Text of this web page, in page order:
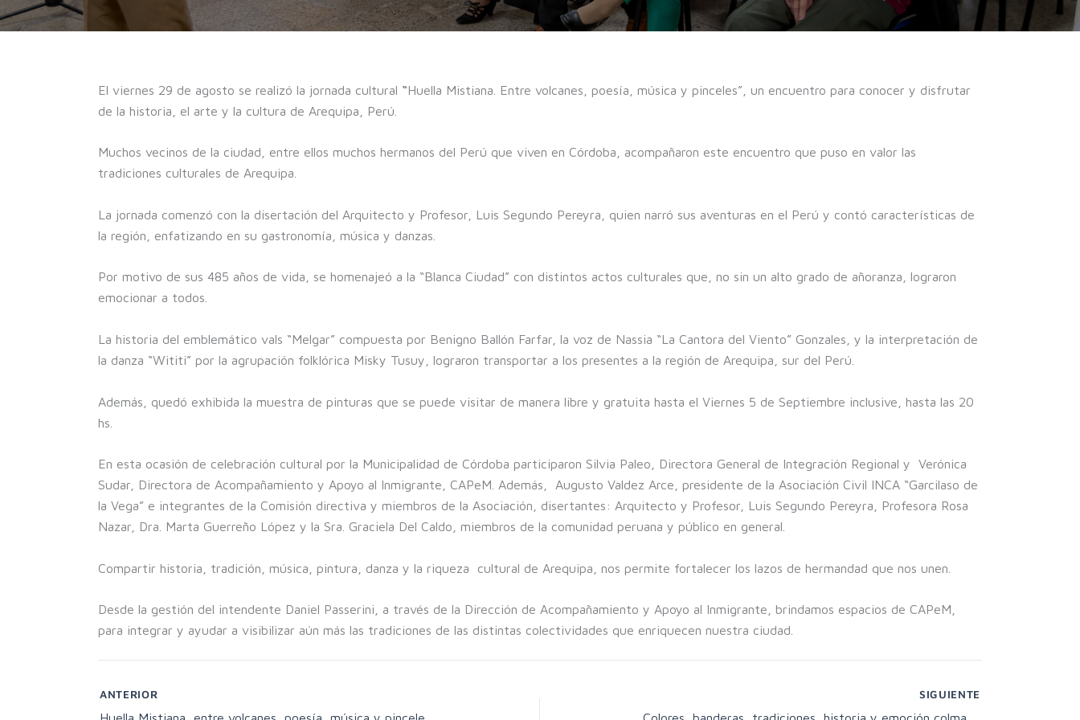
El viernes 29 de agosto se realizó la jornada cultural “Huella Mistiana. Entre volcanes, poesía, música y pinceles”, un encuentro para conocer y disfrutar
de la historia, el arte y la cultura de Arequipa, Perú.
Muchos vecinos de la ciudad, entre ellos muchos hermanos del Perú que viven en Córdoba, acompañaron este encuentro que puso en valor las
tradiciones culturales de Arequipa.
La jornada comenzó con la disertación del Arquitecto y Profesor, Luis Segundo Pereyra, quien narró sus aventuras en el Perú y contó características de
la región, enfatizando en su gastronomía, música y danzas.
Por motivo de sus 485 años de vida, se homenajeó a la “Blanca Ciudad” con distintos actos culturales que, no sin un alto grado de añoranza, lograron
emocionar a todos.
La historia del emblemático vals “Melgar” compuesta por Benigno Ballón Farfar, la voz de Nassia “La Cantora del Viento” Gonzales, y la interpretación de
la danza “Wititi” por la agrupación folklórica Misky Tusuy, lograron transportar a los presentes a la región de Arequipa, sur del Perú.
Además, quedó exhibida la muestra de pinturas que se puede visitar de manera libre y gratuita hasta el Viernes 5 de Septiembre inclusive, hasta las 20
hs.
En esta ocasión de celebración cultural por la Municipalidad de Córdoba participaron Silvia Paleo, Directora General de Integración Regional y Verónica
Sudar, Directora de Acompañamiento y Apoyo al Inmigrante, CAPeM. Además, Augusto Valdez Arce, presidente de la Asociación Civil INCA “Garcilaso de
la Vega” e integrantes de la Comisión directiva y miembros de la Asociación, disertantes: Arquitecto y Profesor, Luis Segundo Pereyra, Profesora Rosa
Nazar, Dra. Marta Guerreño López y la Sra. Graciela Del Caldo, miembros de la comunidad peruana y público en general.
Compartir historia, tradición, música, pintura, danza y la riqueza cultural de Arequipa, nos permite fortalecer los lazos de hermandad que nos unen.
Desde la gestión del intendente Daniel Passerini, a través de la Dirección de Acompañamiento y Apoyo al Inmigrante, brindamos espacios de CAPeM,
para integrar y ayudar a visibilizar aún más las tradiciones de las distintas colectividades que enriquecen nuestra ciudad.
ANTERIOR SIGUIENTE